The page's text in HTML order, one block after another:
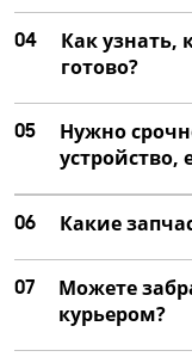
04
Как узнать,
готово?
05
Нужно
устройство,
06 Какие
07
Можете
курьером?